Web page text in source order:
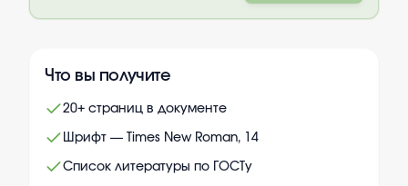
Что вы получите
20+ страниц в документе
Шрифт — Times New Roman, 14
Список литературы по ГОСТу